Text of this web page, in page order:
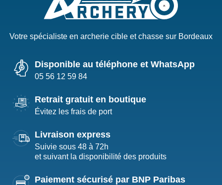
Votre spécialiste en archerie cible et chasse sur Bordeaux
Disponible au téléphone et WhatsApp
05 56 12 59 84
Retrait gratuit en boutique
Évitez les frais de port
Livraison express
Suivie sous 48 à 72h
et suivant la disponibilité des produits
Paiement sécurisé par BNP Paribas